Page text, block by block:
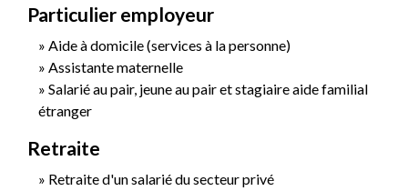
Particulier employeur
Aide à domicile (services à la personne)
Assistante maternelle
Salarié au pair, jeune au pair et stagiaire aide familial
étranger
Retraite
Retraite d'un salarié du secteur privé